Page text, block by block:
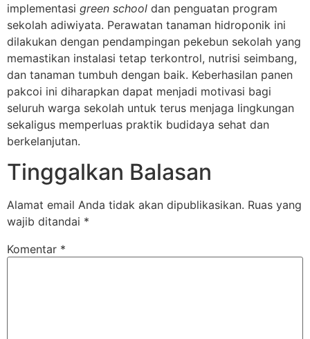
implementasi green school dan penguatan program
sekolah adiwiyata. Perawatan tanaman hidroponik ini
dilakukan dengan pendampingan pekebun sekolah yang
memastikan instalasi tetap terkontrol, nutrisi seimbang,
dan tanaman tumbuh dengan baik. Keberhasilan panen
pakcoi ini diharapkan dapat menjadi motivasi bagi
seluruh warga sekolah untuk terus menjaga lingkungan
sekaligus memperluas praktik budidaya sehat dan
berkelanjutan.
Tinggalkan Balasan
Alamat email Anda tidak akan dipublikasikan. Ruas yang
wajib ditandai *
Komentar *